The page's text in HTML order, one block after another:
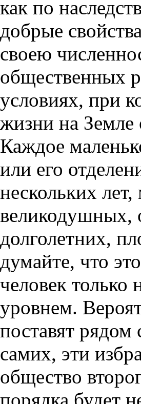
как по
добрые
своею
общественных
условиях, при
жизни на Земле
Каждое
или его
нескольких
великодушных,
долголетних,
думайте, что
человек
уровнем.
поставят
самих, эти
общество